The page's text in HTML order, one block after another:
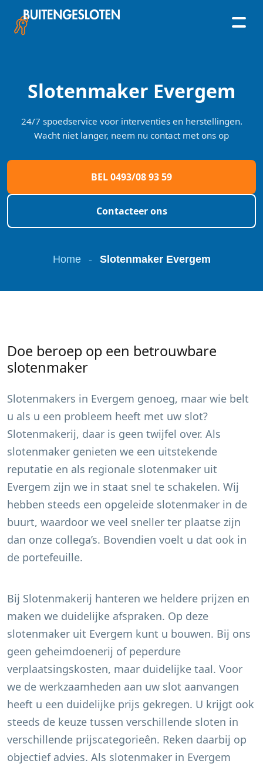
content
Slotenmaker Evergem
24/7 spoedservice voor interventies en herstellingen.
Wacht niet langer, neem nu contact met ons op
BEL 0493/08 93 59
Contacteer ons
Home - Slotenmaker Evergem
Doe beroep op een betrouwbare
slotenmaker
Slotenmakers in Evergem genoeg, maar wie belt
u als u een probleem heeft met uw slot?
Slotenmakerij, daar is geen twijfel over. Als
slotenmaker genieten we een uitstekende
reputatie en als regionale slotenmaker uit
Evergem zijn we in staat snel te schakelen. Wij
hebben steeds een opgeleide slotenmaker in de
buurt, waardoor we veel sneller ter plaatse zijn
dan onze collega’s. Bovendien voelt u dat ook in
de portefeuille.
Bij Slotenmakerij hanteren we heldere prijzen en
maken we duidelijke afspraken. Op deze
slotenmaker uit Evergem kunt u bouwen. Bij ons
geen geheimdoenerij of peperdure
verplaatsingskosten, maar duidelijke taal. Voor
we de werkzaamheden aan uw slot aanvangen
heeft u een duidelijke prijs gekregen. U krijgt ook
steeds de keuze tussen verschillende sloten in
verschillende prijscategorieên. Reken daarbij op
objectief advies. Als slotenmaker in Evergem